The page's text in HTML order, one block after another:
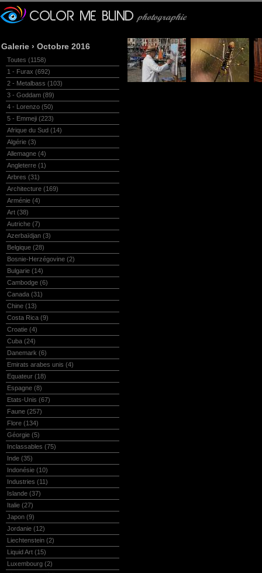
Galerie › Octobre 2016
Toutes (1158)
1 - Furax (692)
2 - Metalbass (103)
3 - Goddam (89)
4 - Lorenzo (50)
5 - Emmeji (223)
Afrique du Sud (14)
Algérie (3)
Allemagne (4)
Angleterre (1)
Arbres (31)
Architecture (169)
Arménie (4)
Art (38)
Autriche (7)
Azerbaïdjan (3)
Belgique (28)
Bosnie-Herzégovine (2)
Bulgarie (14)
Cambodge (6)
Canada (31)
Chine (13)
Costa Rica (9)
Croatie (4)
Cuba (24)
Danemark (6)
Emirats arabes unis (4)
Equateur (18)
Espagne (8)
Etats-Unis (67)
Faune (257)
Flore (134)
Géorgie (5)
Inclassables (75)
Inde (35)
Indonésie (10)
Industries (11)
Islande (37)
Italie (27)
Japon (9)
Jordanie (12)
Liechtenstein (2)
Liquid Art (15)
Luxembourg (2)